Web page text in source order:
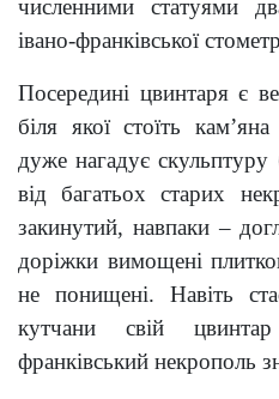
численними статуями
івано-франківської
Посередині цвинтаря є
біля якої стоїть
дуже нагадує скульптуру
від багатьох старих
закинутий, навпаки –
доріжки вимощені
не понищені. Навіть
кутчани свій
франківський некрополь